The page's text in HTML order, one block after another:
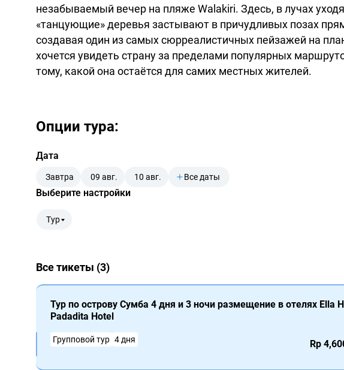
незабываемый вечер на пляже Walakiri. Здесь, в лучах
«танцующие» деревья застывают в причудливых позах
создавая один из самых сюрреалистичных пейзажей на
хочется увидеть страну за пределами популярных
тому, какой она остаётся для самих местных жителей.
Опции тура:
Дата
Завтра 09 авг. 10 авг. Все даты
Выберите настройки
Тур
Все тикеты (3)
Тур по острову Сумба 4 дня и 3 ночи размещение в отелях Ella
Padadita Hotel
Групповой тур 4 дня Rp